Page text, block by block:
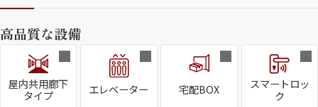
高品質な設備
屋内共用廊下
タイプ
エレベーター 宅配BOX
スマートロッ
ク